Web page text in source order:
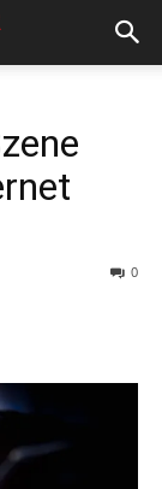
0